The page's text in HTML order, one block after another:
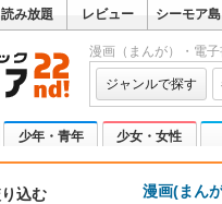
読み放題 レビュー シーモア島
漫画（まんが）・電
ジャンルで探す
少年・青年 少女・女性
込む 漫画(まん